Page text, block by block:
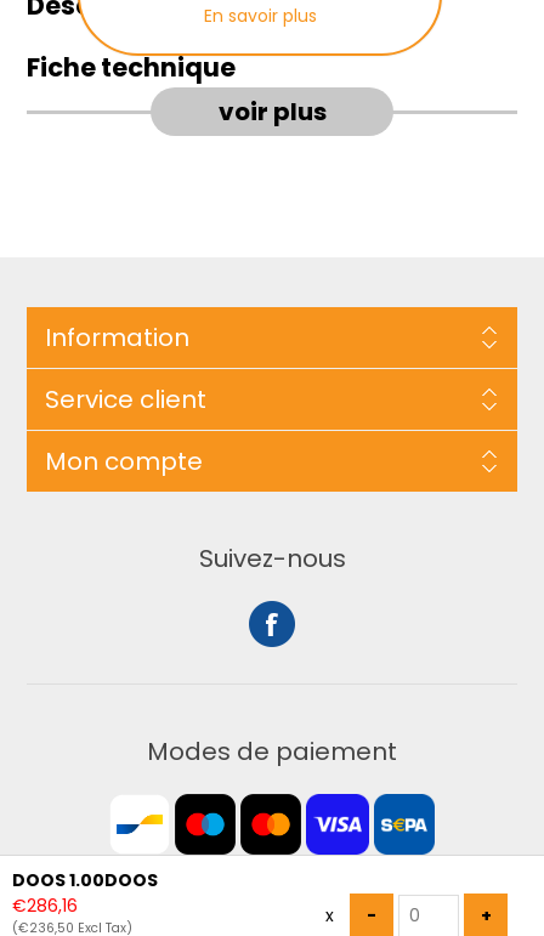
DOOS 1.00DOOS
€286,16
x
(€236,50 Excl Tax)
Fiche technique
voir plus
Information
Service client
Mon compte
Suivez-nous
Modes de paiement
En savoir plus